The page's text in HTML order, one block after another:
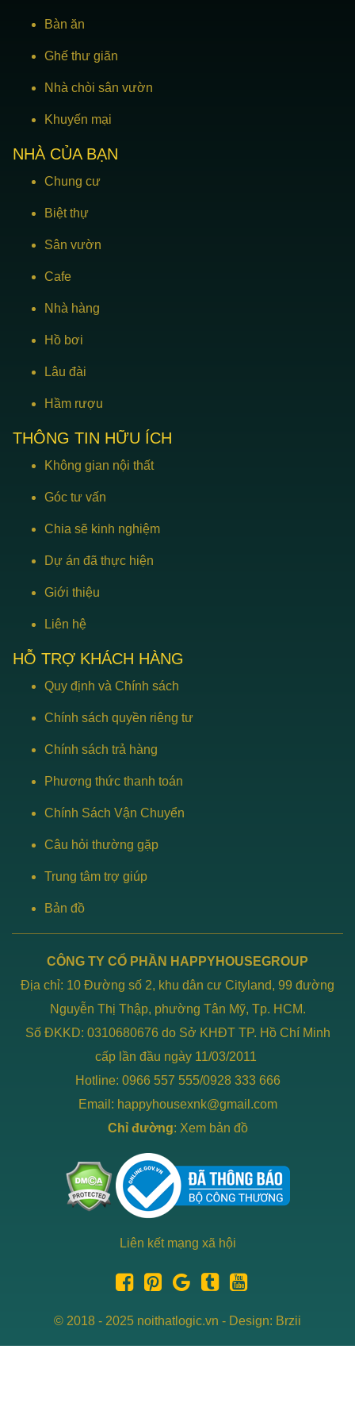
Bàn ăn
Ghế thư giãn
Nhà chòi sân vườn
Khuyến mại
NHÀ CỦA BẠN
Chung cư
Biệt thự
Sân vườn
Cafe
Nhà hàng
Hồ bơi
Lâu đài
Hầm rượu
THÔNG TIN HỮU ÍCH
Không gian nội thất
Góc tư vấn
Chia sẽ kinh nghiệm
Dự án đã thực hiện
Giới thiệu
Liên hệ
HỖ TRỢ KHÁCH HÀNG
Quy định và Chính sách
Chính sách quyền riêng tư
Chính sách trả hàng
Phương thức thanh toán
Chính Sách Vận Chuyển
Câu hỏi thường gặp
Trung tâm trợ giúp
Bản đồ
CÔNG TY CỔ PHẦN HAPPYHOUSEGROUP
Địa chỉ: 10 Đường số 2, khu dân cư Cityland, 99 đường
Nguyễn Thị Thập, phường Tân Mỹ, Tp. HCM.
Số ĐKKD: 0310680676 do Sở KHĐT TP. Hồ Chí Minh
cấp lần đầu ngày 11/03/2011
Hotline: 0966 557 555/0928 333 666
Email: happyhousexnk@gmail.com
Chỉ đường: Xem bản đồ
Liên kết mạng xã hội
© 2018 - 2025 noithatlogic.vn - Design: Brzii